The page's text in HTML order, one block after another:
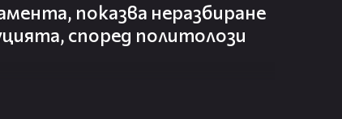
показва неразбиране
според политолози